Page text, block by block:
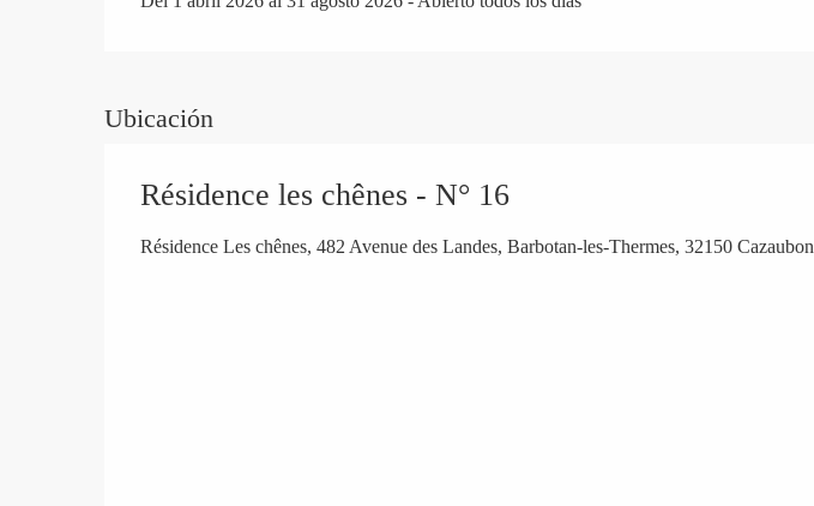
Ubicación
Résidence les chênes - N° 16
Résidence Les chênes, 482 Avenue des Landes, Barbotan-les-Thermes, 32150 Cazaubon